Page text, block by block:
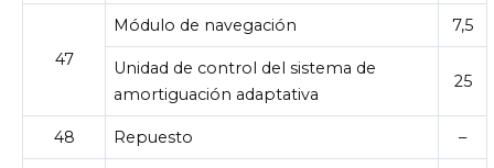
47
Módulo de navegación 7,5
Unidad de control del sistema de
amortiguación adaptativa
25
48 Repuesto –